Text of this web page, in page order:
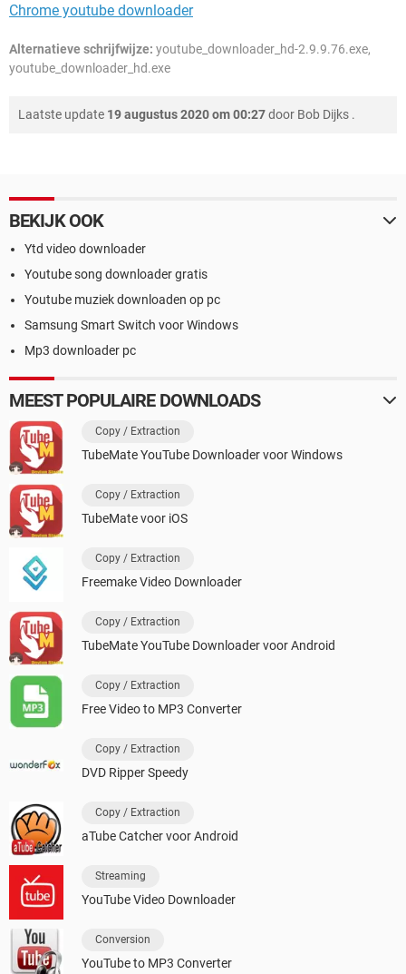
Chrome youtube downloader
Alternatieve schrijfwijze: youtube_downloader_hd-2.9.9.76.exe,
youtube_downloader_hd.exe
Laatste update 19 augustus 2020 om 00:27door Bob Dijks .
BEKIJK OOK
Ytd video downloader
Youtube song downloader gratis
Youtube muziek downloaden op pc
Samsung Smart Switch voor Windows
Mp3 downloader pc
MEEST POPULAIRE DOWNLOADS
Copy / Extraction
TubeMate YouTube Downloader voor Windows
Copy / Extraction
TubeMate voor iOS
Copy / Extraction
Freemake Video Downloader
Copy / Extraction
TubeMate YouTube Downloader voor Android
Copy / Extraction
Free Video to MP3 Converter
Copy / Extraction
DVD Ripper Speedy
Copy / Extraction
aTube Catcher voor Android
Streaming
YouTube Video Downloader
Conversion
YouTube to MP3 Converter